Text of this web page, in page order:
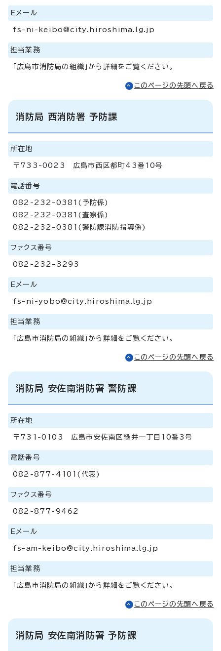
Eメール
fs-ni-keibo@city.hiroshima.lg.jp
担当業務
「広島市消防局の組織」から詳細をご覧ください。
このページの先頭へ戻る
消防局 西消防署 予防課
所在地
〒733-0023 広島市西区都町43番10号
電話番号
082-232-0381(予防係)
082-232-0381(査察係)
082-232-0381(警防課消防指導係)
ファクス番号
082-232-3293
Eメール
fs-ni-yobo@city.hiroshima.lg.jp
担当業務
「広島市消防局の組織」から詳細をご覧ください。
このページの先頭へ戻る
消防局 安佐南消防署 警防課
所在地
〒731-0103 広島市安佐南区緑井一丁目10番3号
電話番号
082-877-4101(代表)
ファクス番号
082-877-9462
Eメール
fs-am-keibo@city.hiroshima.lg.jp
担当業務
「広島市消防局の組織」から詳細をご覧ください。
このページの先頭へ戻る
消防局 安佐南消防署 予防課